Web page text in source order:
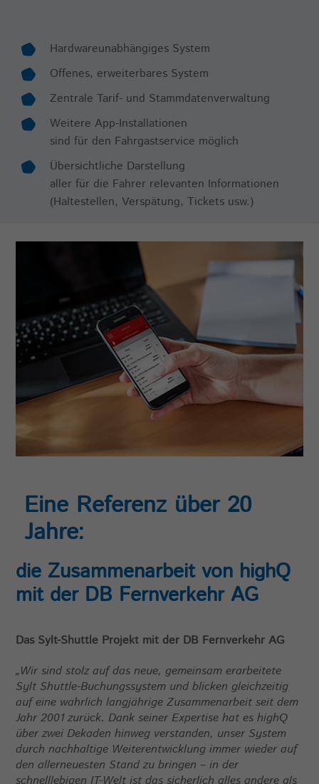
Hardwareunabhängiges System
Offenes, erweiterbares System
Zentrale Tarif- und Stammdatenverwaltung
Weitere App-Installationen
sind für den Fahrgastservice möglich
Übersichtliche Darstellung
aller für die Fahrer relevanten Informationen
(Haltestellen, Verspätung, Tickets usw.)
Eine Referenz über 20
Jahre:
die Zusammenarbeit von highQ
mit der DB Fernverkehr AG
Das Sylt-Shuttle Projekt mit der DB Fernverkehr AG
„Wir sind stolz auf das neue, gemeinsam erarbeitete
Sylt Shuttle-Buchungssystem und blicken gleichzeitig
auf eine wahrlich langjährige Zusammenarbeit seit dem
Jahr 2001 zurück. Dank seiner Expertise hat es highQ
über zwei Dekaden hinweg verstanden, unser System
durch nachhaltige Weiterentwicklung immer wieder auf
den allerneuesten Stand zu bringen – in der